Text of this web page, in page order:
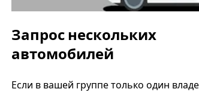
Запрос нескольких
автомобилей
Если в вашей группе только один